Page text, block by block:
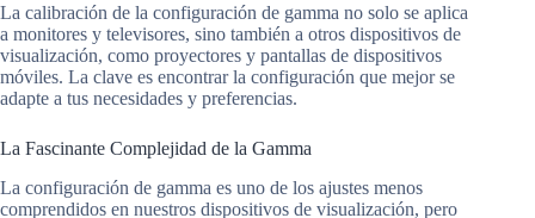
La calibración de la configuración de gamma no solo se aplica
a monitores y televisores, sino también a otros dispositivos de
visualización, como proyectores y pantallas de dispositivos
móviles. La clave es encontrar la configuración que mejor se
adapte a tus necesidades y preferencias.
La Fascinante Complejidad de la Gamma
La configuración de gamma es uno de los ajustes menos
comprendidos en nuestros dispositivos de visualización, pero